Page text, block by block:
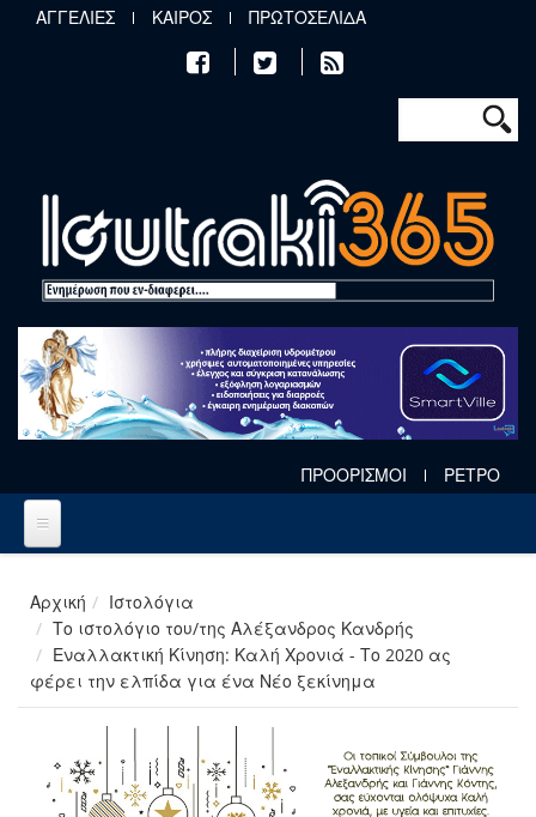
Παράκαμψη προς το κυρίως περιεχόμενο
ΑΓΓΕΛΙΕΣ ΚΑΙΡΟΣ ΠΡΩΤΟΣΕΛΙΔΑ
Φόρμα
Αναζήτηση
ΠΡΟΟΡΙΣΜΟΙ ΡΕΤΡΟ
Αρχική
Ιστολόγια
Το ιστολόγιο του/της Αλέξανδρος Κανδρής
Εναλλακτική Κίνηση: Καλή Χρονιά - Το 2020 ας
φέρει την ελπίδα για ένα Νέο ξεκίνημα